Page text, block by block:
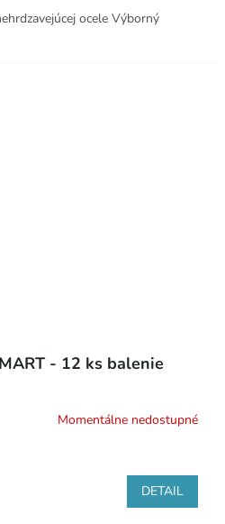
ocele Výborný
- 12 ks balenie
Momentálne nedostupné
DETAIL